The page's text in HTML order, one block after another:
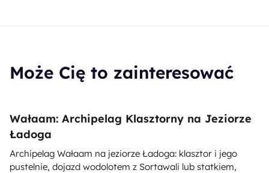
Może Cię to zainteresować
Wałaam: Archipelag Klasztorny na Jeziorze
Ładoga
Archipelag Wałaam na jeziorze Ładoga: klasztor i jego
pustelnie, dojazd wodolotem z Sortawali lub statkiem,